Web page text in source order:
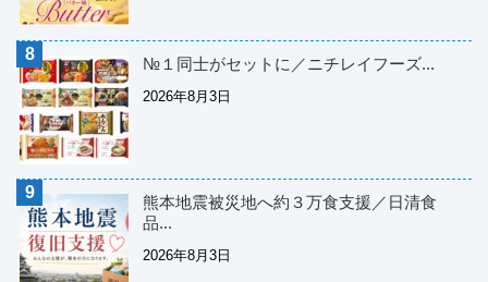
№１同士がセットに／ニチレイフーズ...
2026年8月3日
熊本地震被災地へ約３万食支援／日清食
品...
2026年8月3日